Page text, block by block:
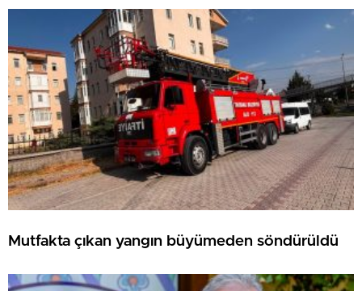
Mutfakta çıkan yangın büyümeden söndürüldü